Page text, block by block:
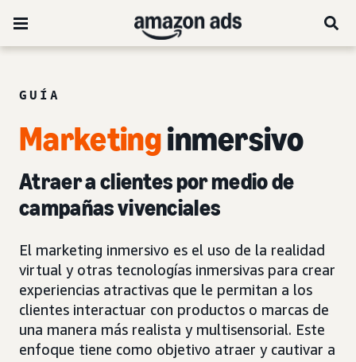
GUÍA
Marketinginmersivo
Atraer a clientes por medio de
campañas vivenciales
El marketing inmersivo es el uso de la realidad
virtual y otras tecnologías inmersivas para crear
experiencias atractivas que le permitan a los
clientes interactuar con productos o marcas de
una manera más realista y multisensorial. Este
enfoque tiene como objetivo atraer y cautivar a